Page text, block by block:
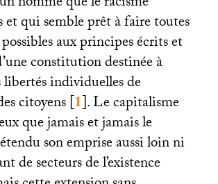
et qui semble prêt à faire toutes
aux principes écrits et
constitution destinée à
libertés individuelles de
citoyens[1]. Le capitalisme
que jamais et jamais le
son emprise aussi loin ni
de secteurs de l’existence